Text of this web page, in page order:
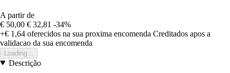
A partir de
€ 50,00 € 32,81 -34%
+€ 1,64 oferecidos na sua proxima encomenda Creditados apos a
validacao da sua encomenda
Loading...
Descrição